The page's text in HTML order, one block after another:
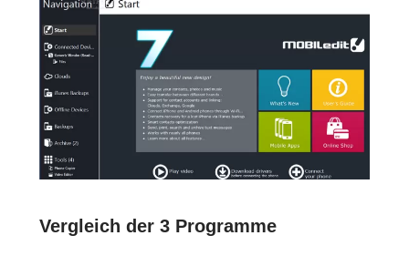
Vergleich der 3 Programme